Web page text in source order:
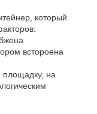
который
встороена
площадку, на